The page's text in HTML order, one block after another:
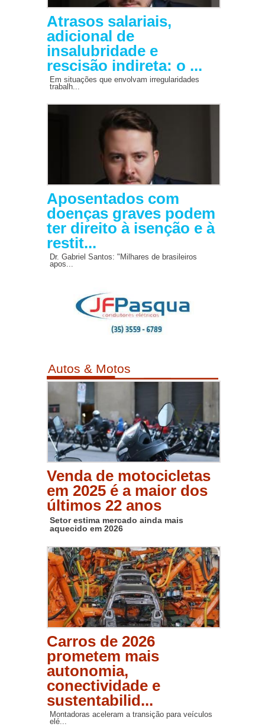
Atrasos salariais,
adicional de
insalubridade e
rescisão indireta: o ...
Em situações que envolvam irregularidades
trabalh...
Aposentados com
doenças graves podem
ter direito à isenção e à
restit...
Dr. Gabriel Santos: "Milhares de brasileiros
apos...
Autos & Motos
Venda de motocicletas
em 2025 é a maior dos
últimos 22 anos
Setor estima mercado ainda mais
aquecido em 2026
Carros de 2026
prometem mais
autonomia,
conectividade e
sustentabilid...
Montadoras aceleram a transição para veículos
elé...